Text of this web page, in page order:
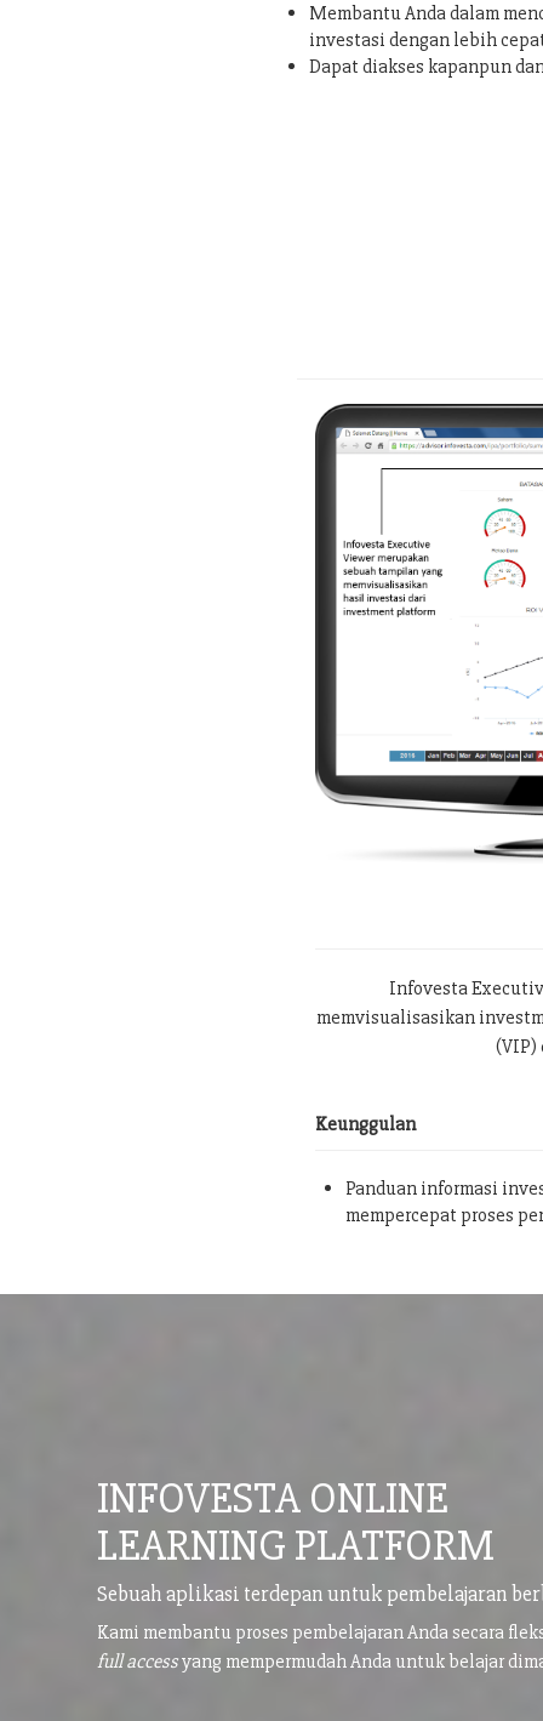
Membantu Anda dalam
investasi dengan lebih
Dapat diakses kapanpun
Infovesta
memvisualisasikan
(VIP)
Keunggulan
Panduan informasi
mempercepat proses
INFOVESTA ONLINE
LEARNING PLATFORM
Sebuah aplikasi terdepan untuk pembelajaran
Kami membantu proses pembelajaran Anda secara
full accessyang mempermudah Anda untuk belajar